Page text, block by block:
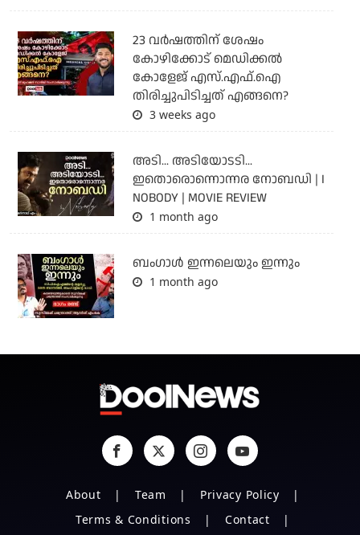
23 വർഷത്തിന് ശേഷം
കോഴിക്കോട് മെഡിക്കൽ
കോളേജ് എസ്.എഫ്.ഐ
തിരിച്ചുപിടിച്ചത് എങ്ങനെ?
3 weeks ago
അടി... അടിയോടടി...
ഇതൊരൊന്നൊന്നര നോബഡി | I
NOBODY | MOVIE REVIEW
1 month ago
ബംഗാള്‍ ഇന്നലെയും ഇന്നും
1 month ago
About Team
Privacy Policy
Terms & Conditions
Contact